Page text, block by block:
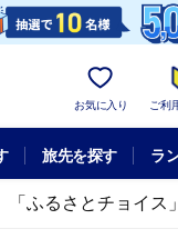
お気に入り ご利
旅先を探す ラ
「ふるさとチョイ